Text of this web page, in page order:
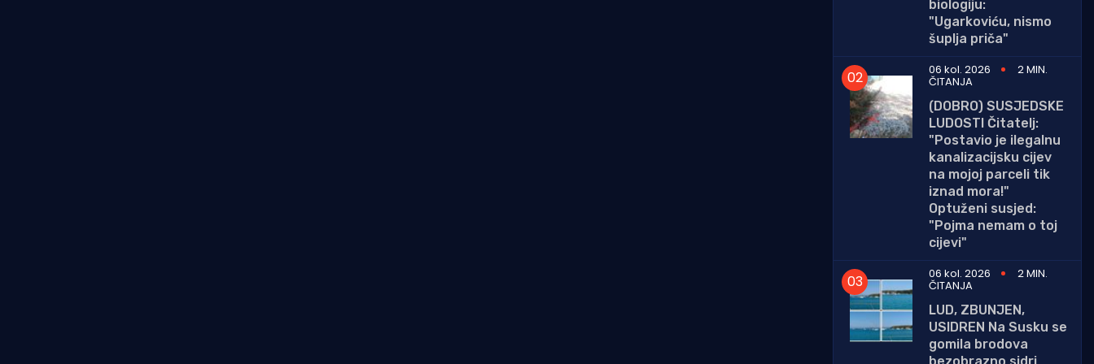
biologiju:
"Ugarkoviću, nismo
šuplja priča"
06 kol. 2026
2 MIN.
ČITANJA
(DOBRO) SUSJEDSKE
LUDOSTI Čitatelj:
"Postavio je ilegalnu
kanalizacijsku cijev
na mojoj parceli tik
iznad mora!"
Optuženi susjed:
"Pojma nemam o toj
cijevi"
06 kol. 2026
2 MIN.
ČITANJA
LUD, ZBUNJEN,
USIDREN Na Susku se
gomila brodova
bezobrazno sidri